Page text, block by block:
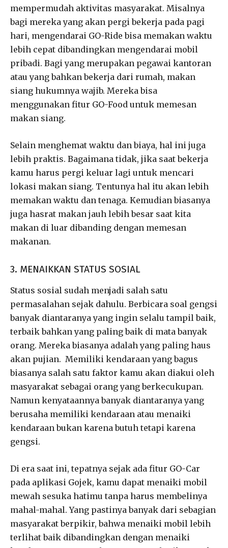
mempermudah aktivitas masyarakat. Misalnya
bagi mereka yang akan pergi bekerja pada pagi
hari, mengendarai GO-Ride bisa memakan waktu
lebih cepat dibandingkan mengendarai mobil
pribadi. Bagi yang merupakan pegawai kantoran
atau yang bahkan bekerja dari rumah, makan
siang hukumnya wajib. Mereka bisa
menggunakan fitur GO-Food untuk memesan
makan siang.
Selain menghemat waktu dan biaya, hal ini juga
lebih praktis. Bagaimana tidak, jika saat bekerja
kamu harus pergi keluar lagi untuk mencari
lokasi makan siang. Tentunya hal itu akan lebih
memakan waktu dan tenaga. Kemudian biasanya
juga hasrat makan jauh lebih besar saat kita
makan di luar dibanding dengan memesan
makanan.
3. MENAIKKAN STATUS SOSIAL
Status sosial sudah menjadi salah satu
permasalahan sejak dahulu. Berbicara soal gengsi
banyak diantaranya yang ingin selalu tampil baik,
terbaik bahkan yang paling baik di mata banyak
orang. Mereka biasanya adalah yang paling haus
akan pujian. Memiliki kendaraan yang bagus
biasanya salah satu faktor kamu akan diakui oleh
masyarakat sebagai orang yang berkecukupan.
Namun kenyataannya banyak diantaranya yang
berusaha memiliki kendaraan atau menaiki
kendaraan bukan karena butuh tetapi karena
gengsi.
Di era saat ini, tepatnya sejak ada fitur GO-Car
pada aplikasi Gojek, kamu dapat menaiki mobil
mewah sesuka hatimu tanpa harus membelinya
mahal-mahal. Yang pastinya banyak dari sebagian
masyarakat berpikir, bahwa menaiki mobil lebih
terlihat baik dibandingkan dengan menaiki